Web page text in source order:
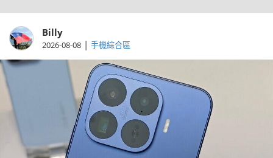
Billy
2026-08-08 | 手機綜合區